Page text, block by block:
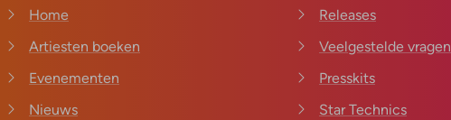
Home
Artiesten boeken
Evenementen
Nieuws
Releases
Veelgestelde vragen
Presskits
Star Technics